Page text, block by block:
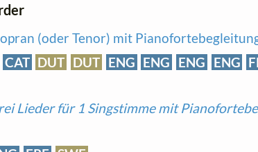
(oder Tenor) mit
CAT DUT DUT ENG ENG ENG ENG
Lieder für 1 Singstimme mit